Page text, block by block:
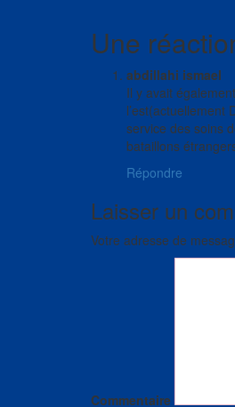
Une
abdillahi ismael
Il y avait
service des soins
bataillons
Répondre
Laisser un
Votre adresse de
Commentaire